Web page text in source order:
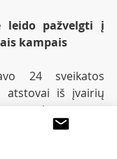
leido pažvelgti į
kampais
24 sveikatos
atstovai iš įvairių
nuo rajonų centrų
ir kaimų. Tarp jų –